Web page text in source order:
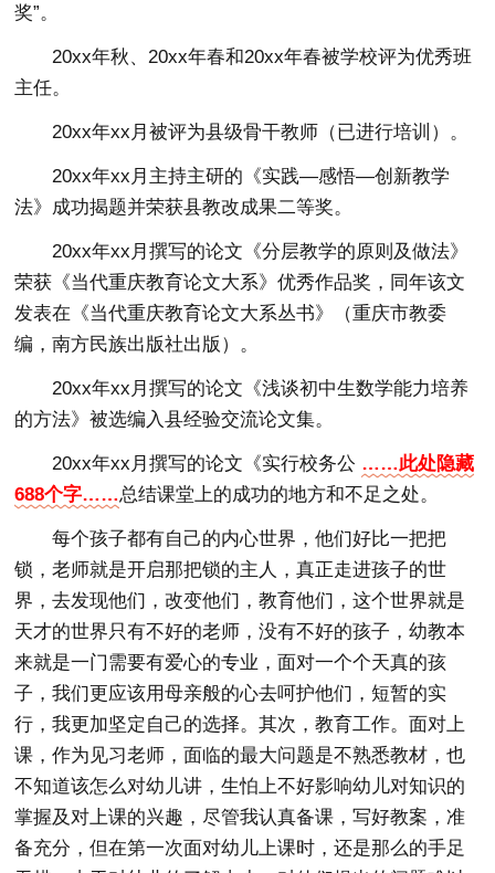
奖”。
20xx年秋、20xx年春和20xx年春被学校评为优秀班
主任。
20xx年xx月被评为县级骨干教师（已进行培训）。
20xx年xx月主持主研的《实践—感悟—创新教学
法》成功揭题并荣获县教改成果二等奖。
20xx年xx月撰写的论文《分层教学的原则及做法》
荣获《当代重庆教育论文大系》优秀作品奖，同年该文
发表在《当代重庆教育论文大系丛书》（重庆市教委
编，南方民族出版社出版）。
20xx年xx月撰写的论文《浅谈初中生数学能力培养
的方法》被选编入县经验交流论文集。
20xx年xx月撰写的论文《实行校务公 ……此处隐藏
688个字……总结课堂上的成功的地方和不足之处。
每个孩子都有自己的内心世界，他们好比一把把
锁，老师就是开启那把锁的主人，真正走进孩子的世
界，去发现他们，改变他们，教育他们，这个世界就是
天才的世界只有不好的老师，没有不好的孩子，幼教本
来就是一门需要有爱心的专业，面对一个个天真的孩
子，我们更应该用母亲般的心去呵护他们，短暂的实
行，我更加坚定自己的选择。其次，教育工作。面对上
课，作为见习老师，面临的最大问题是不熟悉教材，也
不知道该怎么对幼儿讲，生怕上不好影响幼儿对知识的
掌握及对上课的兴趣，尽管我认真备课，写好教案，准
备充分，但在第一次面对幼儿上课时，还是那么的手足